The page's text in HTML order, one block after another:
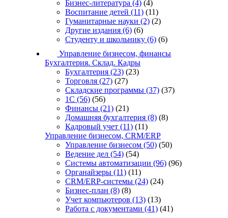
Бизнес-литература (4) (4)
Воспитание детей (11) (11)
Гуманитарные науки (2) (2)
Другие издания (6) (6)
Студенту и школьнику (6) (6)
Управление бизнесом, финансы
Бухгалтерия. Склад. Кадры
Бухгалтерия (23) (23)
Торговля (27) (27)
Складские программы (37) (37)
1С (56) (56)
Финансы (21) (21)
Домашняя бухгалтерия (8) (8)
Кадровый учет (11) (11)
Управление бизнесом, CRM/ERP
Управление бизнесом (50) (50)
Ведение дел (54) (54)
Системы автоматизации (96) (96)
Органайзеры (11) (11)
CRM/ERP-системы (24) (24)
Бизнес-план (8) (8)
Учет компьютеров (13) (13)
Работа с документами (41) (41)